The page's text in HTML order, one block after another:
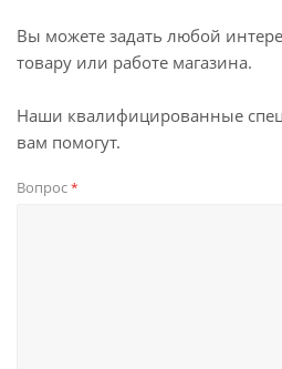
Вы можете задать любой
товару или работе магазина.
Наши квалифицированные
вам помогут.
Вопрос*